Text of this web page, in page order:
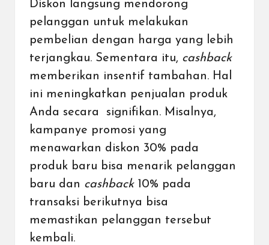
Diskon langsung mendorong
pelanggan untuk melakukan
pembelian dengan harga yang lebih
terjangkau. Sementara itu, cashback
memberikan insentif tambahan. Hal
ini meningkatkan penjualan produk
Anda secara signifikan. Misalnya,
kampanye promosi yang
menawarkan diskon 30% pada
produk baru bisa menarik pelanggan
baru dan cashback10% pada
transaksi berikutnya bisa
memastikan pelanggan tersebut
kembali.